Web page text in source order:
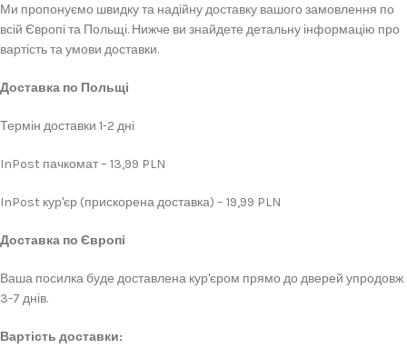
Ми пропонуємо швидку та надійну доставку вашого замовлення по
всій Європі та Польщі. Нижче ви знайдете детальну інформацію про
вартість та умови доставки.
Доставка по Польщі
Термін доставки 1-2 дні
InPost пачкомат – 13,99 PLN
InPost кур'єр (прискорена доставка) – 19,99 PLN
Доставка по Європі
Ваша посилка буде доставлена кур'єром прямо до дверей упродовж
3-7 днів.
Вартість доставки: